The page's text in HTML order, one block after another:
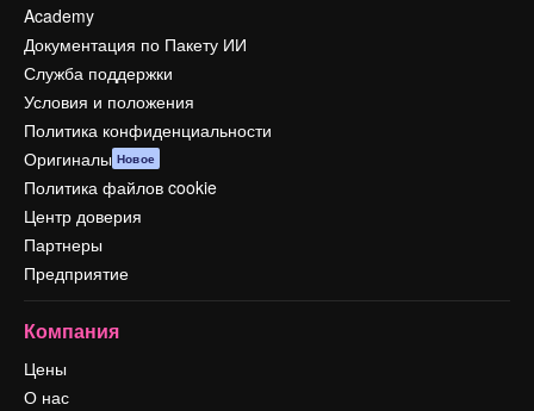
Academy
Документация по Пакету ИИ
Служба поддержки
Условия и положения
Политика конфиденциальности
Оригиналы Новое
Политика файлов cookie
Центр доверия
Партнеры
Предприятие
Компания
Цены
О нас